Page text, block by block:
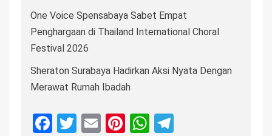
One Voice Spensabaya Sabet Empat
Penghargaan di Thailand International Choral
Festival 2026
Sheraton Surabaya Hadirkan Aksi Nyata Dengan
Merawat Rumah Ibadah
Facebook
Twitter
EmailPinterest
WhatsApp